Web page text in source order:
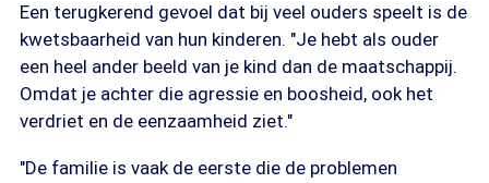
Een terugkerend gevoel dat bij veel ouders speelt is de
kwetsbaarheid van hun kinderen. "Je hebt als ouder
een heel ander beeld van je kind dan de maatschappij.
Omdat je achter die agressie en boosheid, ook het
verdriet en de eenzaamheid ziet."
"De familie is vaak de eerste die de problemen